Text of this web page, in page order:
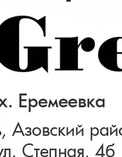
12/14
16